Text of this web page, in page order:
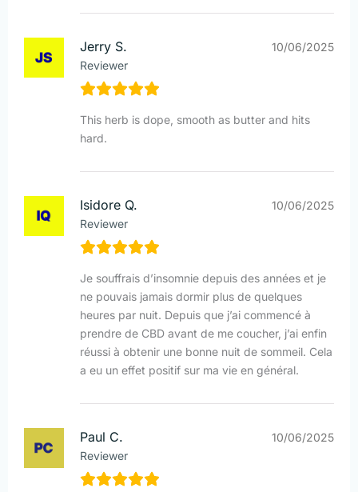
Jerry S.
Reviewer
10/06/2025
This herb is dope, smooth as butter and hits
hard.
Isidore Q.
Reviewer
10/06/2025
Je souffrais d’insomnie depuis des années et je
ne pouvais jamais dormir plus de quelques
heures par nuit. Depuis que j’ai commencé à
prendre de CBD avant de me coucher, j’ai enfin
réussi à obtenir une bonne nuit de sommeil. Cela
a eu un effet positif sur ma vie en général.
Paul C.
Reviewer
10/06/2025